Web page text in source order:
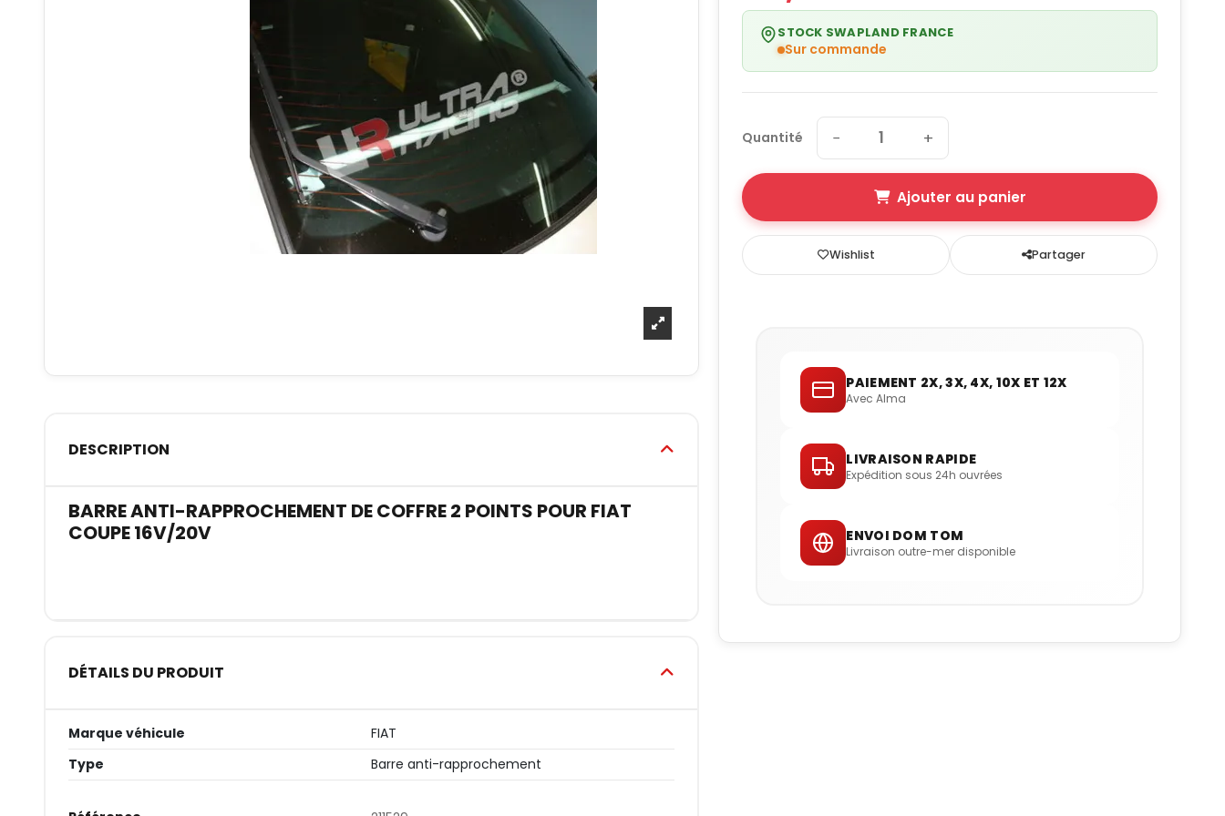
DESCRIPTION
BARRE ANTI-RAPPROCHEMENT DE COFFRE 2 POINTS POUR FIAT
COUPE 16V/20V
DÉTAILS DU PRODUIT
Marque véhicule
FIAT
Type
Barre anti-rapprochement
STOCK SWAPLAND FRANCE
Sur commande
Quantité − +
Ajouter au panier
Wishlist Partager
PAIEMENT 2X, 3X, 4X, 10X ET 12X
Avec Alma
LIVRAISON RAPIDE
Expédition sous 24h ouvrées
ENVOI DOM TOM
Livraison outre-mer disponible